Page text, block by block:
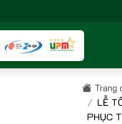
Trang
LỄ
PHỤC